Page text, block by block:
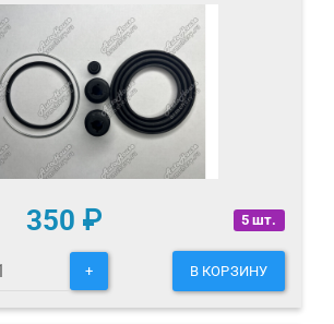
5 шт.
350 ₽
+ В КОРЗИНУ